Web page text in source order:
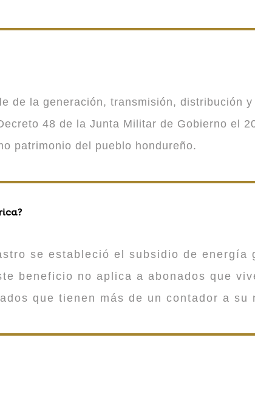
de la generación, transmisión, distribución
48 de la Junta Militar de Gobierno el
patrimonio del pueblo hondureño.
se estableció el subsidio de
beneficio no aplica a abonados que
que tienen más de un contador a su